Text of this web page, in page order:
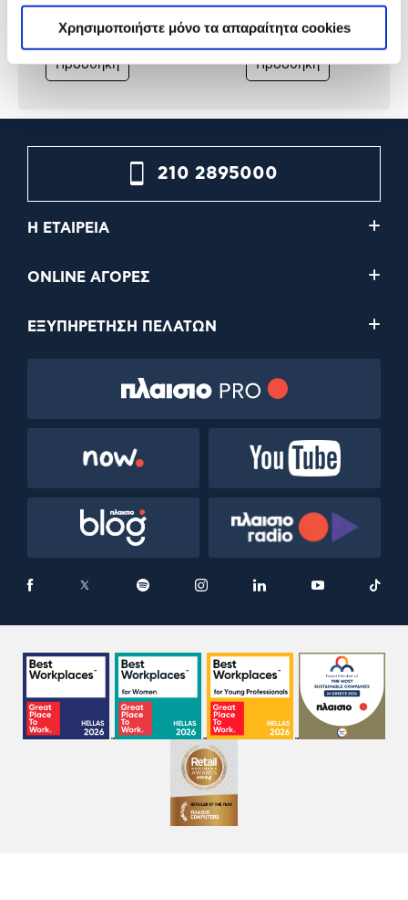
Χρησιμοποιήστε μόνο τα απαραίτητα cookies
5,99€
Προσθήκη
7,99€
Προσθήκη
210 2895000
Η ΕΤΑΙΡΕΙΑ
ONLINE ΑΓΟΡΕΣ
ΕΞΥΠΗΡΕΤΗΣΗ ΠΕΛΑΤΩΝ